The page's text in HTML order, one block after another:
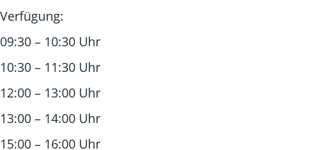
Verfügung:
09:30 – 10:30 Uhr
10:30 – 11:30 Uhr
12:00 – 13:00 Uhr
13:00 – 14:00 Uhr
15:00 – 16:00 Uhr